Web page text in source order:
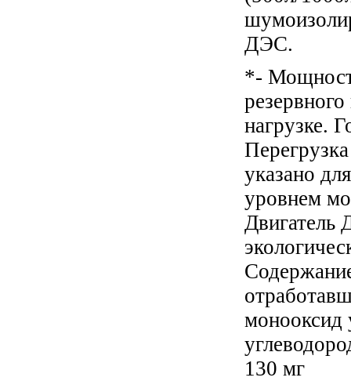
ДЭС.
*-
нагрузке.
указано
уровнем
Двигатель
монооксид
130 мг